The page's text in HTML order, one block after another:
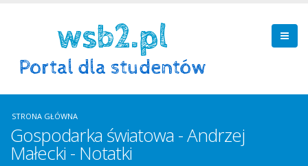
STRONA GŁÓWNA
Gospodarka światowa - Andrzej
Małecki - Notatki